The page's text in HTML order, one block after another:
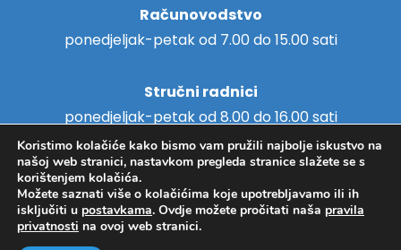
Računovodstvo
ponedjeljak-petak od 7.00 do 15.00 sati
Stručni radnici
ponedjeljak-petak od 8.00 do 16.00 sati
Copyright © 2018. - Centar za
pružanje usluga u zajednici
Izrada web stranica
/
Hosting
Koristimo kolačiće kako bismo vam pružili najbolje iskustvo na
našoj web stranici, nastavkom pregleda stranice slažete se s
korištenjem kolačića.
Možete saznati više o kolačićima koje upotrebljavamo ili ih
isključiti u postavkama. Ovdje možete pročitati naša pravila
privatnosti na ovoj web stranici.